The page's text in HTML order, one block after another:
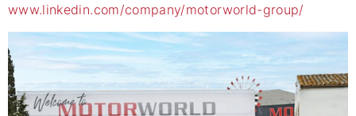
www.linkedin.com/company/motorworld-group/